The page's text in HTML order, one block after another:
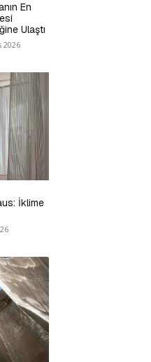
En
Ulaştı
2026
İklime